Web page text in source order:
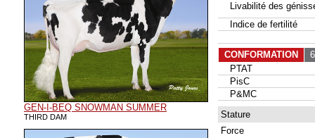
GEN-I-BEQ SNOWMAN SUMMER
THIRD DAM
Livabilité des
Indice de fertilité
CONFORMATION
PTAT
PisC
P&MC
Stature
Force